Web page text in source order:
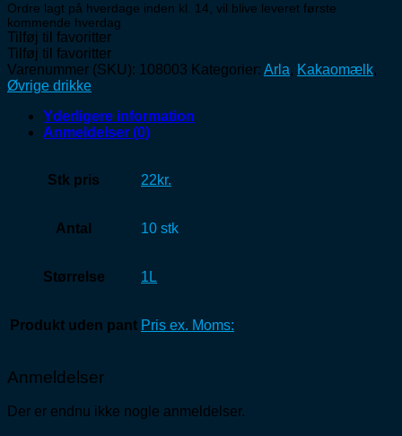
Ordre lagt på hverdage inden kl. 14, vil blive leveret første
kommende hverdag
Tilføj til favoritter
Tilføj til favoritter
Varenummer (SKU): 108003 Kategorier: Arla, Kakaomælk,
Øvrige drikke
Yderligere information
Anmeldelser (0)
Stk pris 22kr.
Antal 10 stk
Størrelse 1L
Produkt uden pant Pris ex. Moms:
Anmeldelser
Der er endnu ikke nogle anmeldelser.